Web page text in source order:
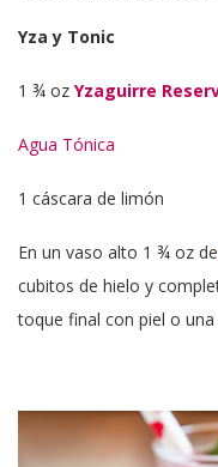
Yza y Tonic
1 ¾ oz Yzaguirre
Agua Tónica
1 cáscara de limón
En un vaso alto 1 ¾ oz de
cubitos de hielo y
toque final con piel o